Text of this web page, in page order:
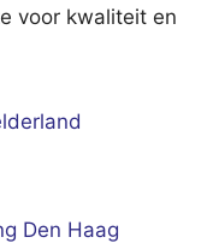
voor kwaliteit en
Den Haag